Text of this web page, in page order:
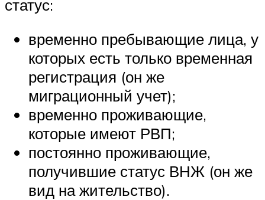
статус:
временно пребывающие лица, у
которых есть только временная
регистрация (он же
миграционный учет);
временно проживающие,
которые имеют РВП;
постоянно проживающие,
получившие статус ВНЖ (он же
вид на жительство).